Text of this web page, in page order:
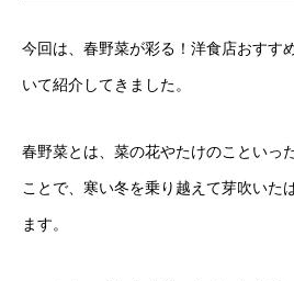
今回は、春野菜が彩る！洋食店おすす
いて紹介してきました。
春野菜とは、菜の花やたけのこといっ
ことで、寒い冬を乗り越えて芽吹いた
ます。